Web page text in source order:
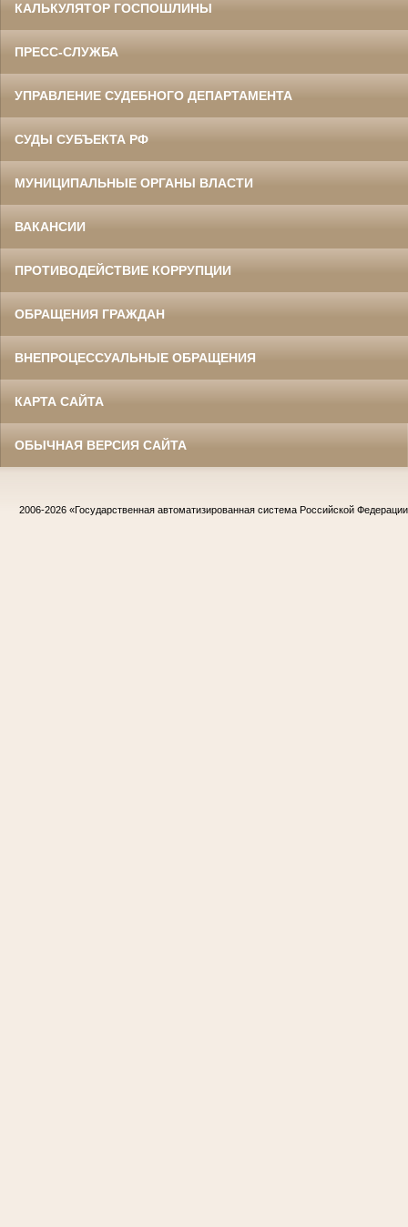
КАЛЬКУЛЯТОР ГОСПОШЛИНЫ
ПРЕСС-СЛУЖБА
УПРАВЛЕНИЕ СУДЕБНОГО ДЕПАРТАМЕНТА
СУДЫ СУБЪЕКТА РФ
МУНИЦИПАЛЬНЫЕ ОРГАНЫ ВЛАСТИ
ВАКАНСИИ
ПРОТИВОДЕЙСТВИЕ КОРРУПЦИИ
ОБРАЩЕНИЯ ГРАЖДАН
ВНЕПРОЦЕССУАЛЬНЫЕ ОБРАЩЕНИЯ
КАРТА САЙТА
ОБЫЧНАЯ ВЕРСИЯ САЙТА
2006-2026 «Государственная автоматизированная система Российской